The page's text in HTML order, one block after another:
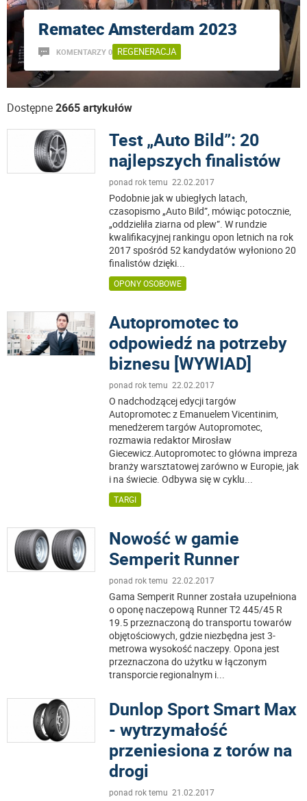
Rematec Amsterdam 2023
KOMENTARZY 0 REGENERACJA
Dostępne2665 artykułów
Test „Auto Bild”: 20
najlepszych finalistów
ponad rok temu 22.02.2017
Podobnie jak w ubiegłych latach,
czasopismo „Auto Bild”, mówiąc potocznie,
„oddzieliła ziarna od plew”. W rundzie
kwalifikacyjnej rankingu opon letnich na rok
2017 spośród 52 kandydatów wyłoniono 20
finalistów dzięki...
OPONY OSOBOWE
Autopromotec to
odpowiedź na potrzeby
biznesu [WYWIAD]
ponad rok temu 22.02.2017
O nadchodzącej edycji targów
Autopromotec z Emanuelem Vicentinim,
menedżerem targów Autopromotec,
rozmawia redaktor Mirosław
Giecewicz.Autopromotec to główna impreza
branży warsztatowej zarówno w Europie, jak
i na świecie. Odbywa się w cyklu...
TARGI
Nowość w gamie
Semperit Runner
ponad rok temu 22.02.2017
Gama Semperit Runner została uzupełniona
o oponę naczepową Runner T2 445/45 R
19.5 przeznaczoną do transportu towarów
objętościowych, gdzie niezbędna jest 3-
metrowa wysokość naczepy. Opona jest
przeznaczona do użytku w łączonym
transporcie regionalnym i...
Dunlop Sport Smart Max
- wytrzymałość
przeniesiona z torów na
drogi
ponad rok temu 21.02.2017